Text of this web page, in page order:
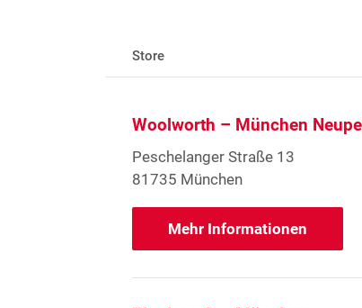
Store
Woolworth – München
Peschelanger Straße 13
81735 München
Mehr Informationen